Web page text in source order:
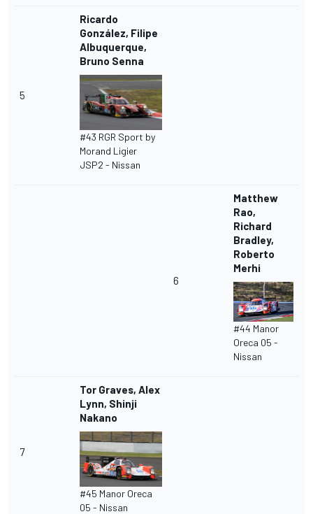
5
Ricardo
González, Filipe
Albuquerque,
Bruno Senna
#43 RGR Sport by
Morand Ligier
JSP2 - Nissan
6
Matthew
Rao,
Richard
Bradley,
Roberto
Merhi
#44 Manor
Oreca 05 -
Nissan
7
Tor Graves, Alex
Lynn, Shinji
Nakano
#45 Manor Oreca
05 - Nissan